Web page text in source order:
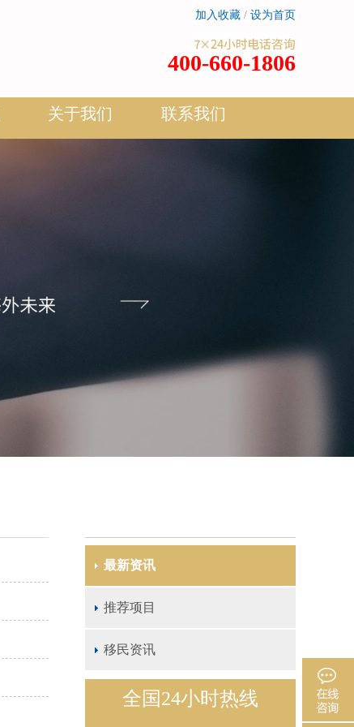
加入收藏 / 设为首页
400-660-1806
关于我们 联系我们
最新资讯
推荐项目
移民资讯
全国24小时热线